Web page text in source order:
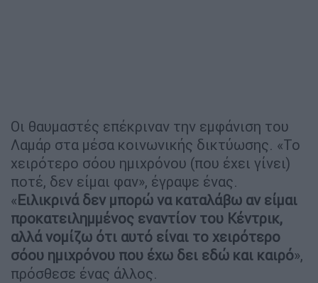
Οι θαυμαστές επέκριναν την εμφάνιση του
Λαμάρ στα μέσα κοινωνικής δικτύωσης. «Το
χειρότερο σόου ημιχρόνου (που έχει γίνει)
ποτέ, δεν είμαι φαν», έγραψε ένας.
«Ειλικρινά δεν μπορώ να καταλάβω αν είμαι
προκατειλημμένος εναντίον του Κέντρικ,
αλλά νομίζω ότι αυτό είναι το χειρότερο
σόου ημιχρόνου που έχω δει εδώ και καιρό»,
πρόσθεσε ένας άλλος.